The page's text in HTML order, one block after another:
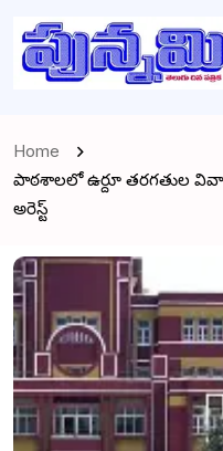
Home
పాఠశాలలో ఉర్దూ తరగతుల
అరెస్ట్